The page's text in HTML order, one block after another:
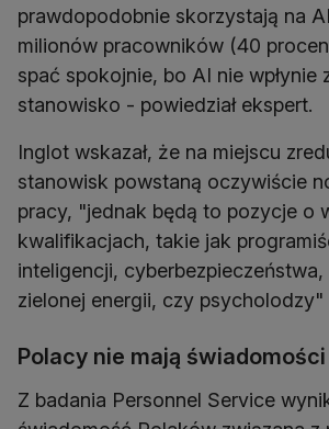
prawdopodobnie skorzystają na
milionów pracowników (40
spać spokojnie, bo AI nie wpłynie
stanowisko - powiedział ekspert.
Inglot wskazał, że na miejscu
stanowisk powstaną oczywiście
pracy, "jednak będą to pozycje o
kwalifikacjach, takie jak
inteligencji,
zielonej energii, czy psycholodzy"
Polacy nie mają świadomości
Z badania Personnel Service